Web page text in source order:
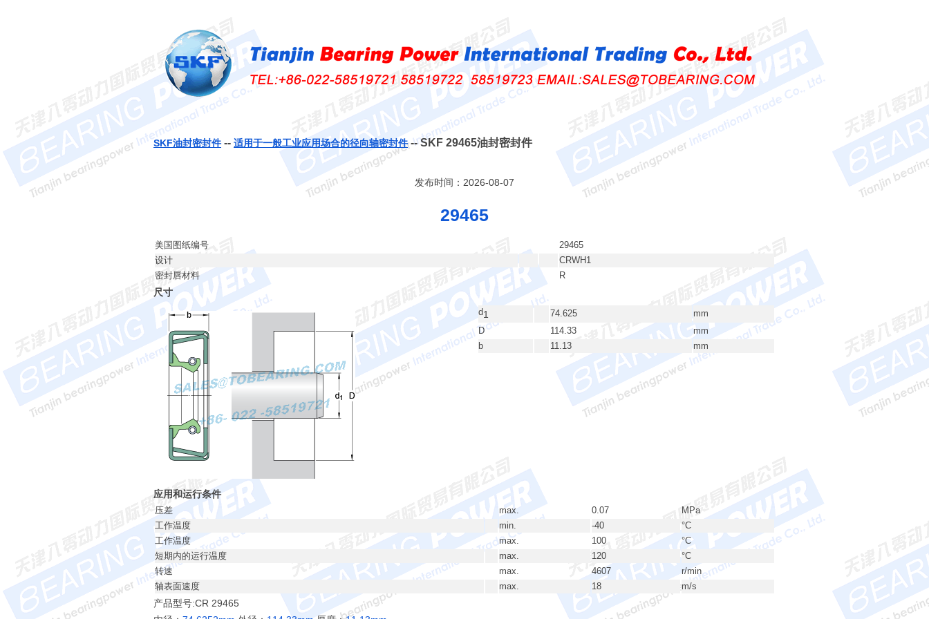
SKF油封密封件 -- 适用于一般工业应用场合的径向轴密封件-- SKF 29465油封密封件
发布时间：2026-08-07
29465
美国图纸编号
29465
设计
CRWH1
密封唇材料
R
尺寸
d1 74.625
mm
D
114.33
mm
b
11.13 mm
应用和运行条件
压差 max. 0.07
MPa
工作温度
min. -40
°C
工作温度
max. 100
°C
短期内的运行温度
max. 120
°C
转速
max. 4607
r/min
轴表面速度
max. 18 m/s
产品型号:CR 29465